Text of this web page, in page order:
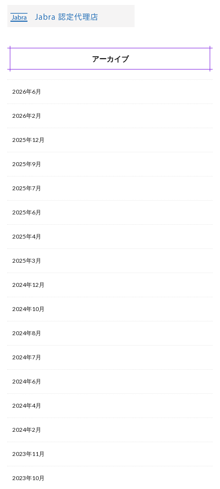
アーカイブ
2026年6月
2026年2月
2025年12月
2025年9月
2025年7月
2025年6月
2025年4月
2025年3月
2024年12月
2024年10月
2024年8月
2024年7月
2024年6月
2024年4月
2024年2月
2023年11月
2023年10月